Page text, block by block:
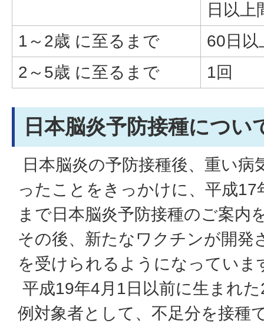
日以上
1～2歳 に至るまで
60日以
2～5歳 に至るまで
1回
日本脳炎予防接種につい
日本脳炎の予防接種後、重い
ったことをきっかけに、平成17
まで日本脳炎予防接種のご案内
その後、新たなワクチンが開発
を受けられるようになっていま
平成19年4月1日以前に生まれ
例対象者として、不足分を接種